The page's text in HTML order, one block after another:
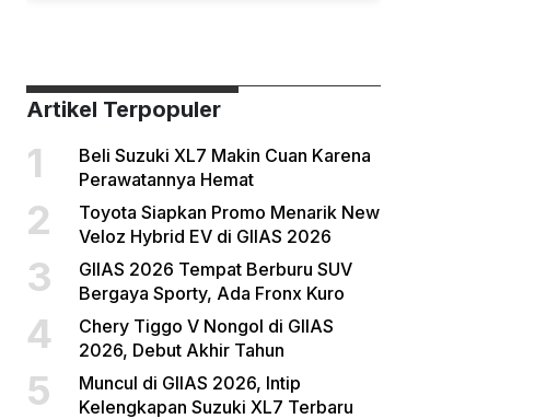
Artikel Terpopuler
1
Beli Suzuki XL7 Makin Cuan Karena
Perawatannya Hemat
2
Toyota Siapkan Promo Menarik New
Veloz Hybrid EV di GIIAS 2026
3
GIIAS 2026 Tempat Berburu SUV
Bergaya Sporty, Ada Fronx Kuro
4
Chery Tiggo V Nongol di GIIAS
2026, Debut Akhir Tahun
5
Muncul di GIIAS 2026, Intip
Kelengkapan Suzuki XL7 Terbaru